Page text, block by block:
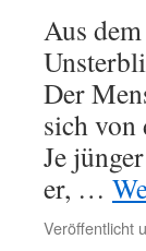
Aus
Der
sich
Je
er, …
Veröffentlicht